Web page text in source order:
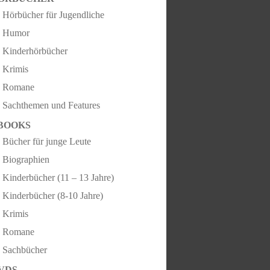
Hörbücher für Jugendliche
Humor
Kinderhörbücher
Krimis
Romane
Sachthemen und Features
Bücher für junge Leute
Biographien
Kinderbücher (11 – 13 Jahre)
Kinderbücher (8-10 Jahre)
Krimis
Romane
Sachbücher